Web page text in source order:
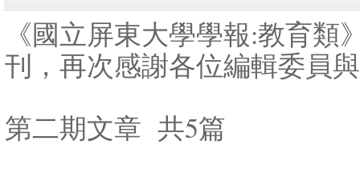
《國立屏東大學學報:教育類
刊，再次感謝各位編輯委員
第二期文章 共5篇